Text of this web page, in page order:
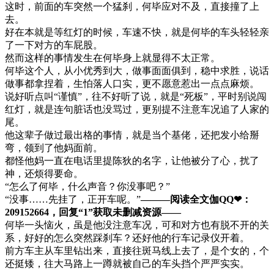
这时，前面的车突然一个猛刹，何毕应对不及，直接撞了上
去。
好在本就是等红灯的时候，车速不快，就是何毕的车头轻轻亲
了一下对方的车屁股。
然而这样的事情发生在何毕身上就显得不太正常。
何毕这个人，从小优秀到大，做事面面俱到，稳中求胜，说话
做事都拿捏着，生怕落人口实，更不愿意惹出一点点麻烦。
说好听点叫“谨慎”，往不好听了说，就是“死板”，平时别说闯
红灯，就是连句脏话也没骂过，更别提不注意车况追了人家的
尾。
他这辈子做过最出格的事情，就是当个基佬，还把发小给掰
弯，领到了他妈面前。
都怪他妈一直在电话里提陈狄的名字，让他被分了心，扰了
神，还烦得要命。
“怎么了何毕，什么声音？你没事吧？”
“没事……先挂了，正开车呢。”———阅读全文伽QQ❤：
209152664，回复“1”获取未删减资源—​​​​—
何毕一头恼火，虽是他没注意车况，可和对方也有脱不开的关
系，好好的怎么突然踩刹车？还好他的行车记录仪开着。
前方车主从车里钻出来，直接往斑马线上去了，是个女的，个
还挺矮，往大马路上一蹲就被自己的车头挡个严严实实。